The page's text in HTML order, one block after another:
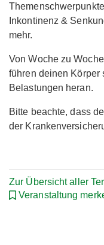
Inkontinenz &
mehr.
Von Woche zu
führen deinen
Belastungen heran.
Bitte beachte, dass
der
Zur Übersicht aller
Veranstaltung